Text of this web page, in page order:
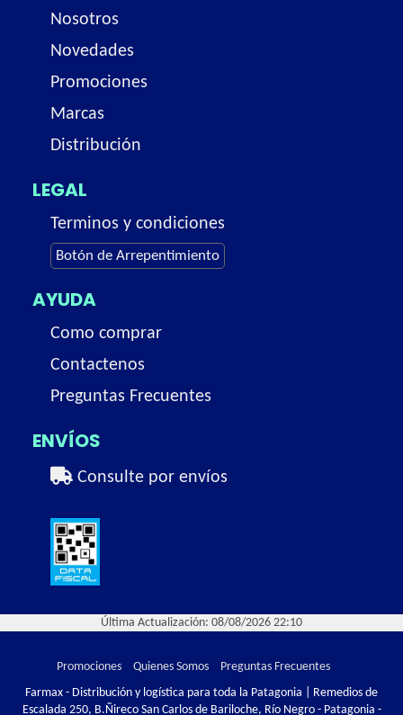
Nosotros
Novedades
Promociones
Marcas
Distribución
LEGAL
Terminos y condiciones
Botón de Arrepentimiento
AYUDA
Como comprar
Contactenos
Preguntas Frecuentes
ENVÍOS
Consulte por envíos
Última Actualización: 08/08/2026 22:10
Promociones Quienes Somos
Preguntas Frecuentes
Farmax - Distribución y logística para toda la Patagonia | Remedios de
Escalada 250, B.Ñireco San Carlos de Bariloche, Río Negro - Patagonia -